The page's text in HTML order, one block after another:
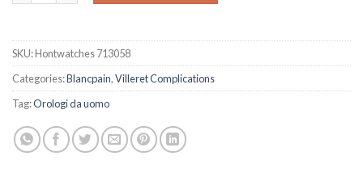
SKU:Hontwatches 713058
Categories:Blancpain,Villeret Complications
Tag:Orologi da uomo